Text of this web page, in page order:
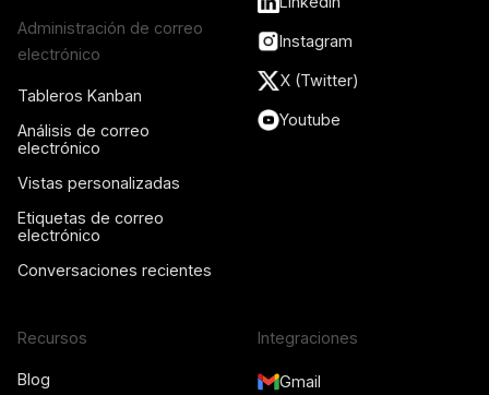
Administración de correo
electrónico
Tableros Kanban
Análisis de correo
electrónico
Vistas personalizadas
Etiquetas de correo
electrónico
Conversaciones recientes
Instagram
X (Twitter)
Youtube
Recursos
Blog
Integraciones
Gmail